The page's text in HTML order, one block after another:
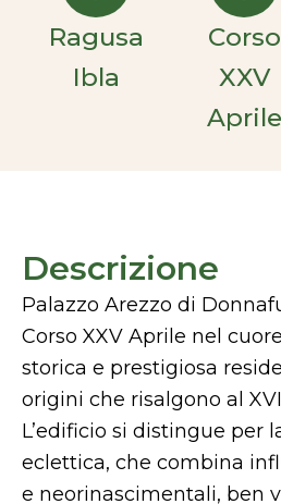
Ragusa
Ibla
Corso
XXV
Aprile
Descrizione
Palazzo Arezzo di
Corso XXV Aprile nel
storica e prestigiosa
origini che risalgono al
L’edificio si distingue per
eclettica, che combina
e neorinascimentali, ben